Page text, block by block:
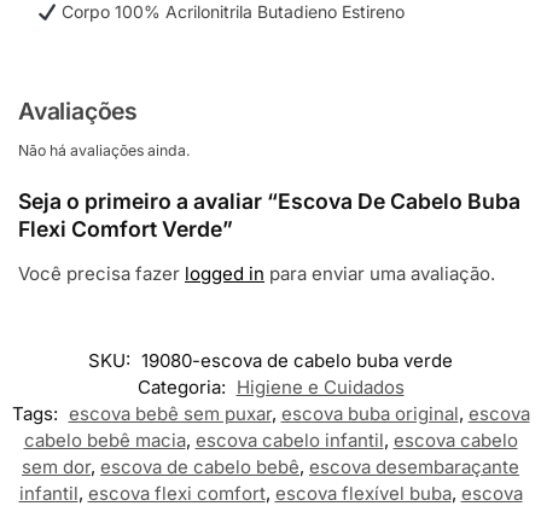
Corpo 100% Acrilonitrila Butadieno Estireno
Avaliações
Não há avaliações ainda.
Seja o primeiro a avaliar “Escova De Cabelo Buba
Flexi Comfort Verde”
Você precisa fazer logged in para enviar uma avaliação.
SKU: 19080-escova de cabelo buba verde
Categoria: Higiene e Cuidados
Tags: escova bebê sem puxar, escova buba original, escova
cabelo bebê macia, escova cabelo infantil, escova cabelo
sem dor, escova de cabelo bebê, escova desembaraçante
infantil, escova flexi comfort, escova flexível buba, escova